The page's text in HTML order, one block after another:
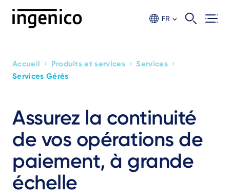
contenu
FR
Assurez la continuité
de vos opérations de
paiement, à grande
échelle
Breadcrumb
Accueil › Produits et services › Services ›
Services Gérés